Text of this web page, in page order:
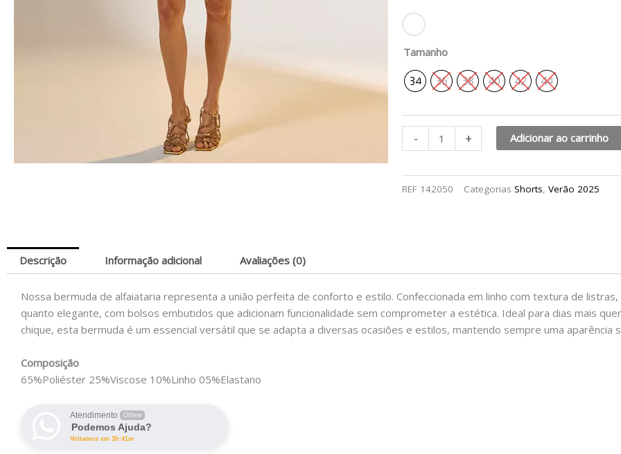
Tamanho
34 36 38 40 42 44
-
quantidade
+ Adicionar ao carrinho
REF 142050 Categorias Shorts, Verão 2025
Descrição Informação adicional Avaliações (0)
Nossa bermuda de alfaiataria representa a união perfeita de conforto e estilo. Confeccionada em linho com textura de
quanto elegante, com bolsos embutidos que adicionam funcionalidade sem comprometer a estética. Ideal para dias mais
chique, esta bermuda é um essencial versátil que se adapta a diversas ocasiões e estilos, mantendo sempre uma aparência
Composição
65%Poliéster 25%Viscose 10%Linho 05%Elastano
Atendimento Offline
Podemos Ajuda?
Voltamos em 3h:41m